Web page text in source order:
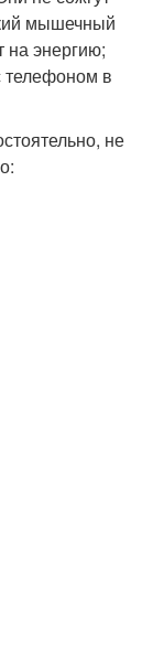
мышечный
на энергию;
телефоном в
не